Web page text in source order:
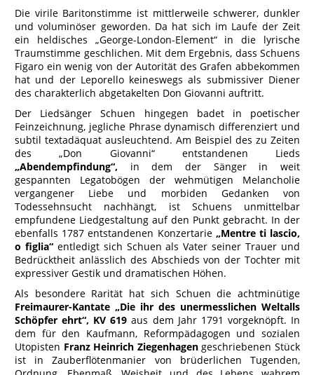
Die virile Baritonstimme ist mittlerweile schwerer, dunkler
und voluminöser geworden. Da hat sich im Laufe der Zeit
ein heldisches „George-London-Element“ in die lyrische
Traumstimme geschlichen. Mit dem Ergebnis, dass Schuens
Figaro ein wenig von der Autorität des Grafen abbekommen
hat und der Leporello keineswegs als submissiver Diener
des charakterlich abgetakelten Don Giovanni auftritt.
Der Liedsänger Schuen hingegen badet in poetischer
Feinzeichnung, jegliche Phrase dynamisch differenziert und
subtil textadäquat ausleuchtend. Am Beispiel des zu Zeiten
des „Don Giovanni“ entstandenen Lieds
„Abendempfindung“, in dem der Sänger in weit
gespannten Legatobögen der wehmütigen Melancholie
vergangener Liebe und morbiden Gedanken von
Todessehnsucht nachhängt, ist Schuens unmittelbar
empfundene Liedgestaltung auf den Punkt gebracht. In der
ebenfalls 1787 entstandenen Konzertarie „Mentre ti lascio,
o figlia“entledigt sich Schuen als Vater seiner Trauer und
Bedrücktheit anlässlich des Abschieds von der Tochter mit
expressiver Gestik und dramatischen Höhen.
Als besondere Rarität hat sich Schuen die achtminütige
Freimaurer-Kantate „Die ihr des unermesslichen Weltalls
Schöpfer ehrt“, KV 619 aus dem Jahr 1791 vorgeknöpft. In
dem für den Kaufmann, Reformpädagogen und sozialen
Utopisten Franz Heinrich Ziegenhagengeschriebenen Stück
ist in Zauberflötenmanier von brüderlichen Tugenden,